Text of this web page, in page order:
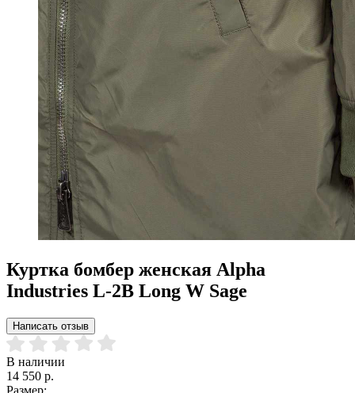
Куртка бомбер женская Alpha
Industries L-2B Long W Sage
Написать отзыв
В наличии
14 550 р.
Размер: